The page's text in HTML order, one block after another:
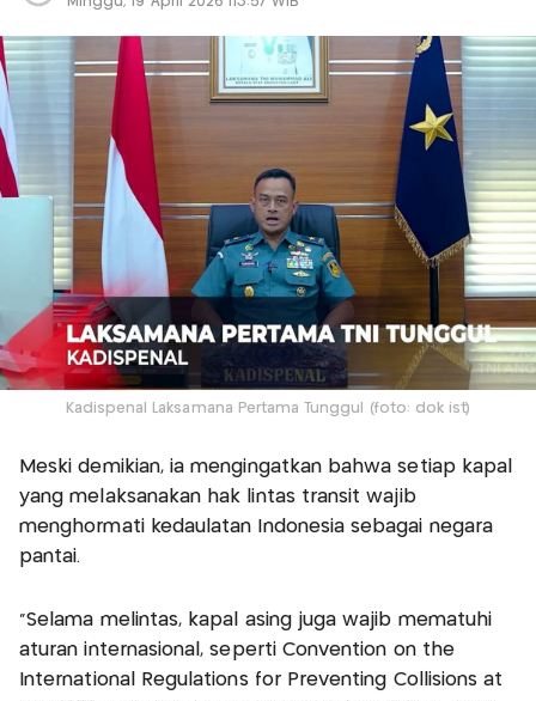
Kadispenal Laksamana Pertama Tunggul (foto: dok ist)
Meski demikian, ia mengingatkan bahwa setiap kapal
yang melaksanakan hak lintas transit wajib
menghormati kedaulatan Indonesia sebagai negara
pantai.
"Selama melintas, kapal asing juga wajib mematuhi
aturan internasional, seperti Convention on the
International Regulations for Preventing Collisions at